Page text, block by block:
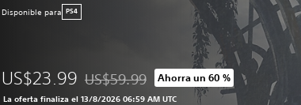
Disponible para PS4
US$23.99 Rebajado del precio original de US$59.99
US$59.99 Ahorra un 60 %
La oferta finaliza el 13/8/2026 06:59 AM UTC